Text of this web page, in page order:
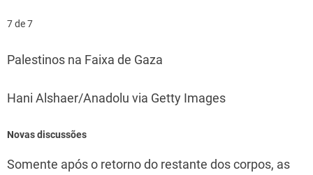
7 de 7
Palestinos na Faixa de Gaza
Hani Alshaer/Anadolu via Getty Images
Novas discussões
Somente após o retorno do restante dos corpos, as